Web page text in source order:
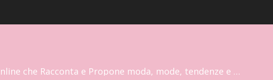
che Racconta e Propone moda, mode, tendenze e …